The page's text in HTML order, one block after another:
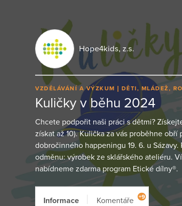
Hope4kids, z.s.
VZDĚLÁVÁNÍ A VÝZKUM DĚTI, MLÁDEŽ,
Kuličky v běhu 2024
Chcete podpořit naši práci s dětmi?
získat až 10). Kulička za vás proběhne
dobročinného happeningu 19. 6. u
odměnu: výrobek ze sklářského ateliéru.
nabídneme zdarma program Etické dílny®.
Informace Komentáře +9